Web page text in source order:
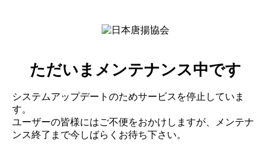
ただいまメンテナンス中です
システムアップデートのためサービスを停止していま
す。
ユーザーの皆様にはご不便をおかけしますが、メンテナ
ンス終了まで今しばらくお待ち下さい。